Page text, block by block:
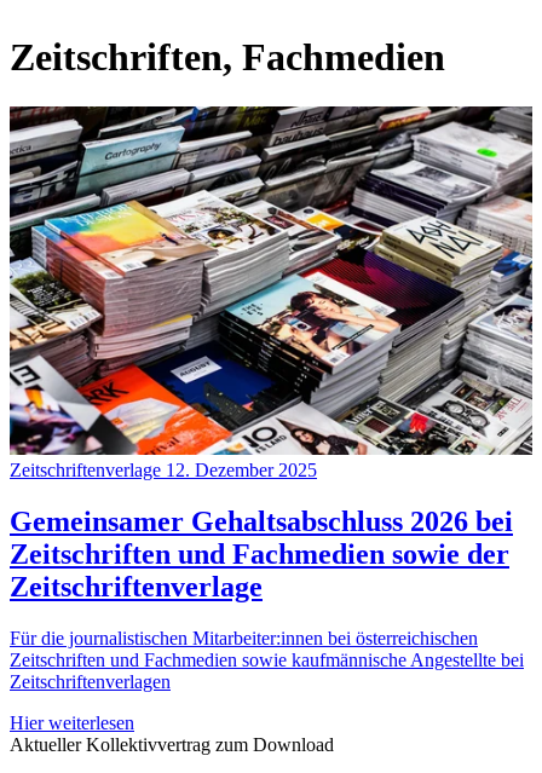
Zeitschriften, Fachmedien
Zeitschriftenverlage 12. Dezember 2025
Gemeinsamer Gehaltsabschluss 2026 bei
Zeitschriften und Fachmedien sowie der
Zeitschriftenverlage
Für die journalistischen Mitarbeiter:innen bei österreichischen
Zeitschriften und Fachmedien sowie kaufmännische Angestellte bei
Zeitschriftenverlagen
Hier weiterlesen
Aktueller Kollektivvertrag zum Download